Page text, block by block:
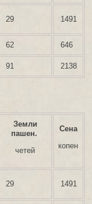
29 1491
62 646
91 2138
Земли
пашен.
четей
Сена
копен
29 1491